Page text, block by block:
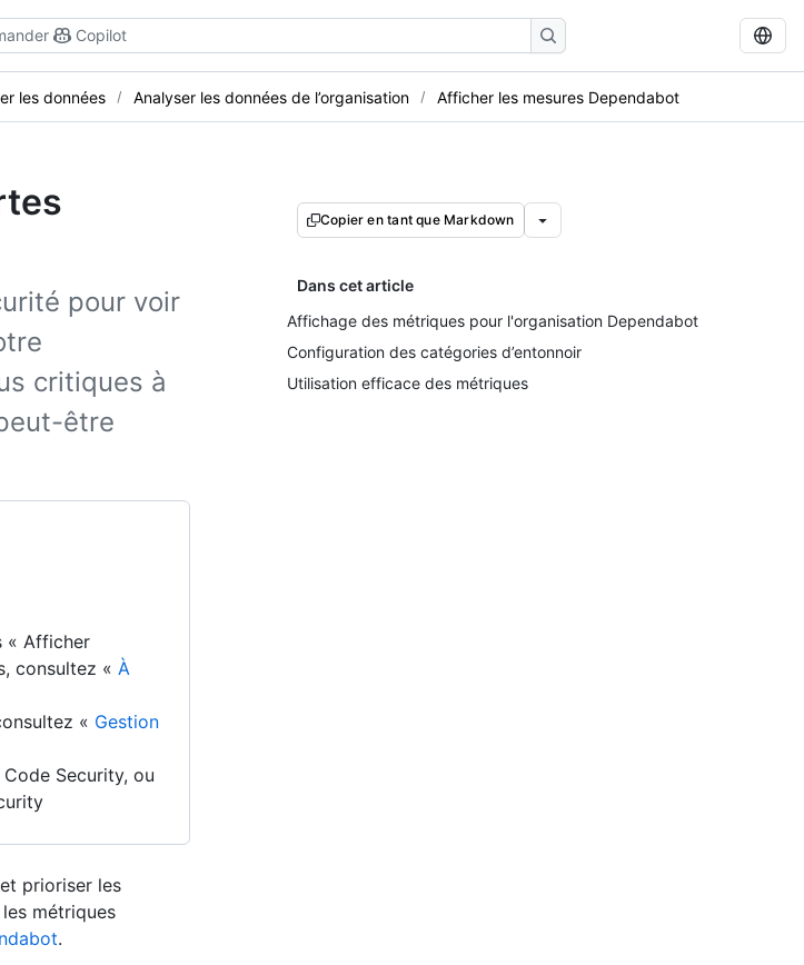
Copilot
les données Analyser les données de l’organisation Afficher les mesures Dependabot
pour voir
critiques à
être
« Afficher
consultez « À
« Gestion
Security, ou
Copier en tant que Markdown
Dans cet article
Affichage des métriques pour l'organisation Dependabot
Configuration des catégories d’entonnoir
Utilisation efficace des métriques
prioriser les
métriques
.